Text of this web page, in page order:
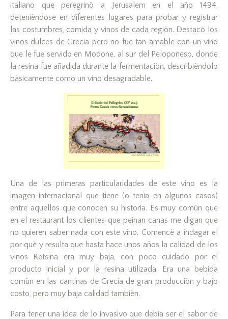
italiano que peregrinò a Jerusalem en el año 1494,
detenièndose en diferentes lugares para probar y registrar
las costumbres, comida y vinos de cada regiòn. Destacò los
vinos dulces de Grecia pero no fue tan amable con un vino
que le fue servido en Modone, al sur del Peloponeso, donde
la resina fue añadida durante la fermentaciòn, describièndolo
bàsicamente como un vino desagradable.
Una de las primeras particularidades de este vino es la
imagen internacional que tiene (o tenìa en algunos casos)
entre aquellos que conocen su historia. Es muy comùn que
en el restaurant los clientes que peinan canas me digan que
no quieren saber nada con este vino. Comencè a indagar el
por què y resulta que hasta hace unos años la calidad de los
vinos Retsina era muy baja, con poco cuidado por el
producto inicial y por la resina utilizada. Era una bebida
comùn en las cantinas de Grecia de gran producciòn y bajo
costo, pero muy baja calidad tambièn.
Para tener una idea de lo invasivo que debìa ser el sabor de